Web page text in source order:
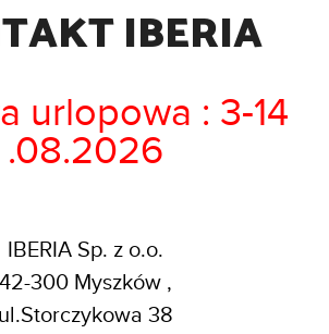
IBERIA
urlopowa : 3-14
.08.2026
IBERIA Sp. z o.o.
42-300 Myszków ,
ul.Storczykowa 38